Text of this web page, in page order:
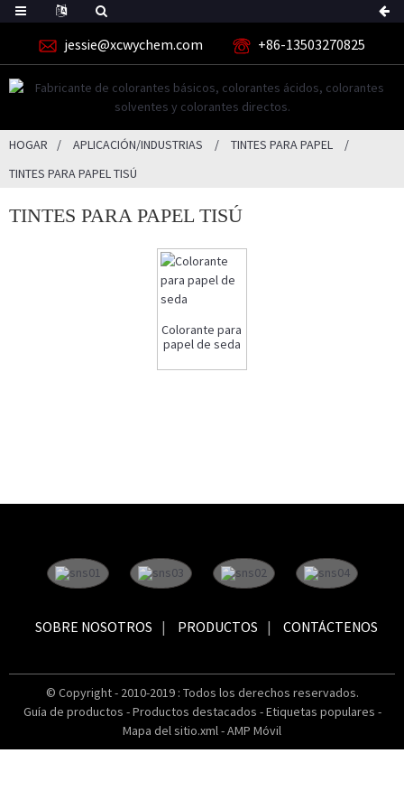
jessie@xcwychem.com +86-13503270825
HOGAR APLICACIÓN/INDUSTRIAS
TINTES PARA PAPEL
TINTES PARA PAPEL TISÚ
TINTES PARA PAPEL TISÚ
Colorante para
papel de seda
SOBRE NOSOTROS PRODUCTOS CONTÁCTENOS
© Copyright - 2010-2019 : Todos los derechos reservados.
Guía de productos -Productos destacados -Etiquetas populares -
Mapa del sitio.xml-AMP Móvil